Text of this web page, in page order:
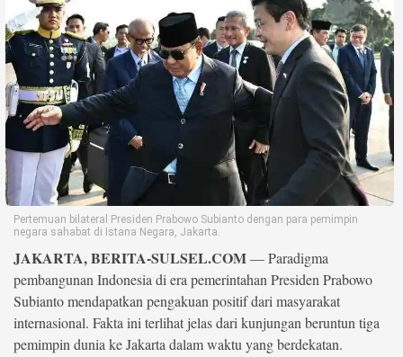
Profil
Opini
Video
More
Disclaimer
Pertemuan bilateral Presiden Prabowo Subianto dengan para pemimpin
negara sahabat di Istana Negara, Jakarta.
JAKARTA, BERITA-SULSEL.COM— Paradigma
pembangunan Indonesia di era pemerintahan Presiden Prabowo
Subianto mendapatkan pengakuan positif dari masyarakat
internasional. Fakta ini terlihat jelas dari kunjungan beruntun tiga
pemimpin dunia ke Jakarta dalam waktu yang berdekatan.